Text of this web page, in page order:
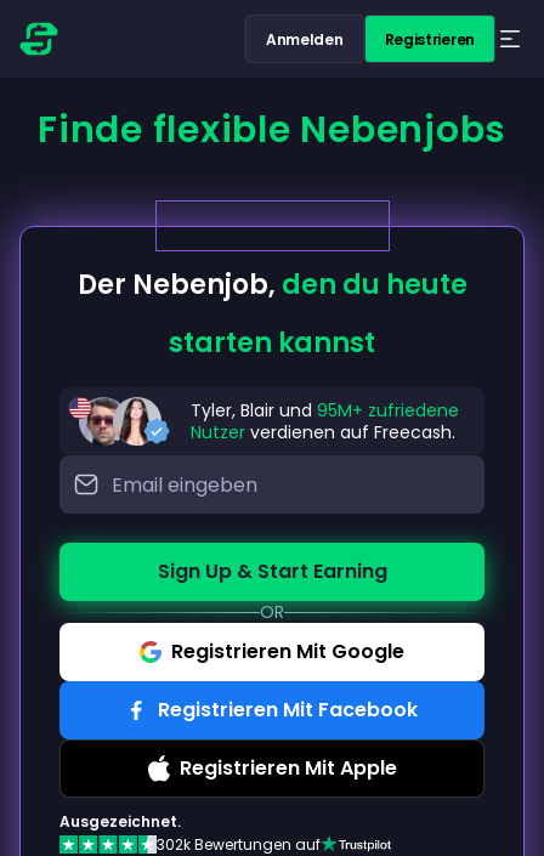
Anmelden Registrieren
Finde flexible Nebenjobs
Der Nebenjob, den du heute
starten kannst
Tyler, Blair und 95M+ zufriedene
Nutzer verdienen auf Freecash.
Sign Up & Start Earning
OR
Registrieren Mit Google
Registrieren Mit Facebook
Registrieren Mit Apple
Ausgezeichnet.
302k Bewertungen auf